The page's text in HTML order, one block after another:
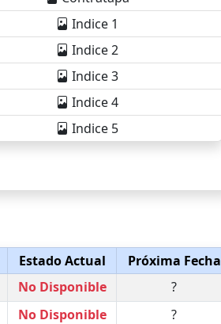
Indice 1
Indice 2
Indice 3
Indice 4
Indice 5
Estado Actual
Próxima Fecha
No Disponible
?
No Disponible ?